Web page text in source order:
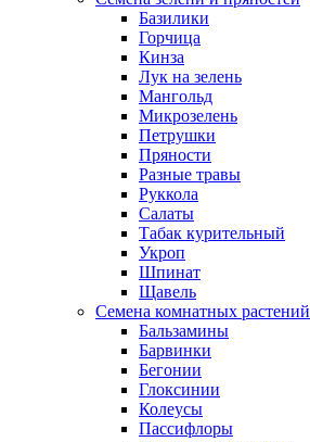
Базилики
Горчица
Кинза
Лук на зелень
Мангольд
Микрозелень
Петрушки
Пряности
Разные травы
Руккола
Салаты
Табак курительный
Укроп
Шпинат
Щавель
Семена комнатных растений
Бальзамины
Барвинки
Бегонии
Глоксинии
Колеусы
Пассифлоры